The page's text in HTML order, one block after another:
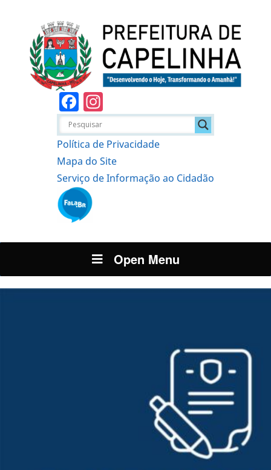
Facebook
Política de Privacidade
Mapa do Site
Serviço de Informação ao Cidadão
Open Menu